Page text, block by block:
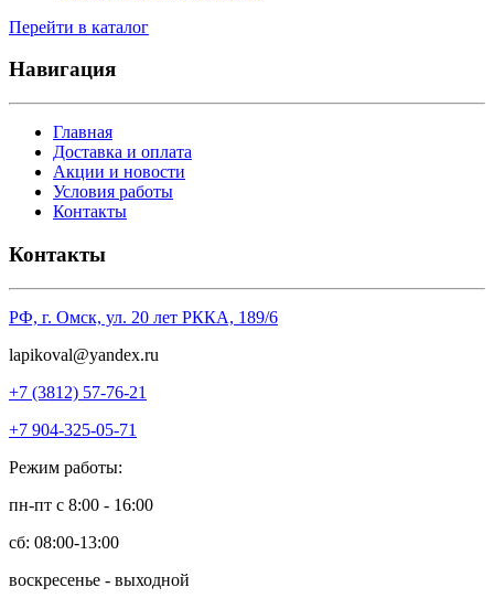
Перейти в каталог
Навигация
Главная
Доставка и оплата
Акции и новости
Условия работы
Контакты
Контакты
РФ, г. Омск, ул. 20 лет РККА, 189/6
lapikoval@yandex.ru
+7 (3812) 57-76-21
+7 904-325-05-71
Режим работы:
пн-пт с 8:00 - 16:00
сб: 08:00-13:00
воскресенье - выходной